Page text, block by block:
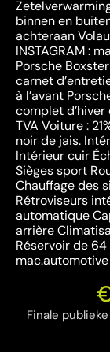
binnen en
achteraan
INSTAGRAM :
Porsche
carnet
à l’avant
complet
TVA Voiture :
noir de jais.
Intérieur cuir
Sièges sport
Chauffage des
Rétroviseurs
automatique
arrière
Réservoir de 64
Finale